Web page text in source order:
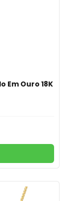
Em Ouro 18K